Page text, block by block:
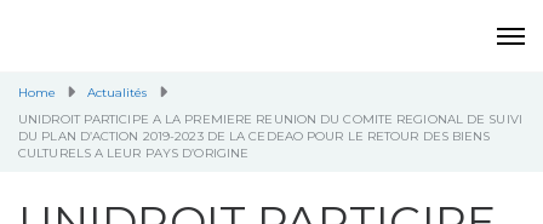
Home
Actualités
UNIDROIT PARTICIPE A LA PREMIERE REUNION DU COMITE REGIONAL DE SUIVI
DU PLAN D’ACTION 2019-2023 DE LA CEDEAO POUR LE RETOUR DES BIENS
CULTURELS A LEUR PAYS D’ORIGINE